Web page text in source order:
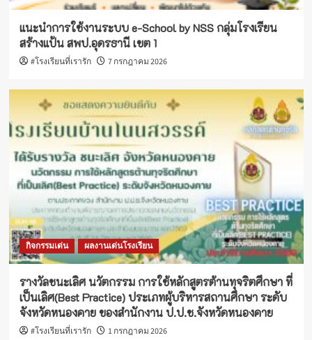
แนะนำการใช้งานระบบ e-School by NSS กลุ่มโรงเรียน
สร้างแป้น สพป.อุดรธานี เขต 1
#โรงเรียนที่เรารัก 7 กรกฎาคม 2026
กิจกรรมเด่น ผลงานเด่นโรงเรียน
รางวัลชนะเลิศ นวัตกรรม การใช้หลักสูตรต้านทุจริตศึกษา ที่
เป็นเลิศ(Best Practice) ประเภทผู้บริหารสถานศึกษา ระดับ
จังหวัดหนองคาย ของสำนักงาน ป.ป.ช.จังหวัดหนองคาย
#โรงเรียนที่เรารัก 1 กรกฎาคม 2026